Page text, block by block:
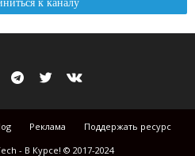
Реклама
Поддержать ресурс
- В Курсе! © 2017-2024